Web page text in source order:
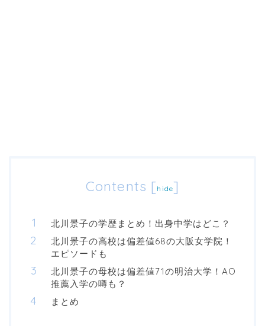
Contents [ hide]
北川景子の学歴まとめ！出身中学はどこ？
北川景子の高校は偏差値68の大阪女学院！
エピソードも
北川景子の母校は偏差値71の明治大学！AO
推薦入学の噂も？
まとめ